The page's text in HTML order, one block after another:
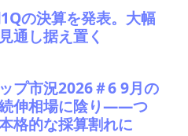
の決算を発表。大幅
通し据え置く
プ市況2026＃6 9月の
伸相場に陰り――つ
格的な採算割れに